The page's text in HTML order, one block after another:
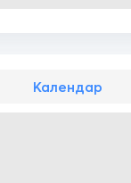
Календар